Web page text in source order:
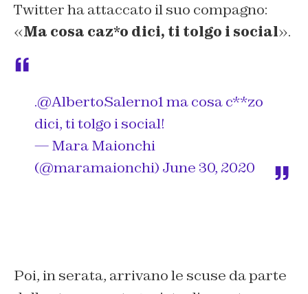
Twitter ha attaccato il suo compagno:
«Ma cosa caz*o dici, ti tolgo i social».
.@AlbertoSalerno1ma cosa c**zo
dici, ti tolgo i social!
— Mara Maionchi
(@maramaionchi) June 30, 2020
Poi, in serata, arrivano le scuse da parte